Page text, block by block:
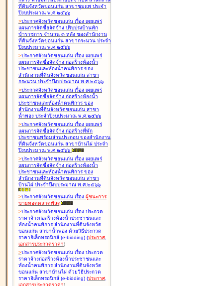
ที่ดินจังหวัดขอนแก่น สาขาชุมแพ ประจำ
ปีงบประมาณ พ.ศ.๒๕๖๖
>ประกาศจังหวัดขอนแก่น เรื่อง เผยแพร่
แผนการจัดซื้อจัดจ้าง ปรับปรุงบ้านพัก
ข้าราชการ จำนวน ๓ หลัง ของสำนักงาน
ที่ดินจังหวัดขอนแก่น สาขากระนวน ประจำ
ปีงบประมาณ พ.ศ.๒๕๖๖
>ประกาศจังหวัดขอนแก่น เรื่อง เผยแพร่
แผนการจัดซื้อจัดจ้าง ก่อสร้างห้องน้ำ
ประชาชนและห้องน้ำคนพิการ ของ
สำนักงานที่ดินจังหวัดขอนแก่น สาขา
กระนวน ประจำปีงบประมาณ พ.ศ.๒๕๖๖
>ประกาศจังหวัดขอนแก่น เรื่อง เผยแพร่
แผนการจัดซื้อจัดจ้าง ก่อสร้างห้องน้ำ
ประชาชนและห้องน้ำคนพิการ ของ
สำนักงานที่ดินจังหวัดขอนแก่น สาขา
น้ำพอง ประจำปีงบประมาณ พ.ศ.๒๕๖๖
>ประกาศจังหวัดขอนแก่น เรื่อง เผยแพร่
แผนการจัดซื้อจัดจ้าง ก่อสร้างที่พัก
ประชาชนพร้อมส่วนประกอบ ของสำนักงาน
ที่ดินจังหวัดขอนแก่น สาขาบ้านไผ่ ประจำ
ปีงบประมาณ พ.ศ.๒๕๖๖
>ประกาศจังหวัดขอนแก่น เรื่อง เผยแพร่
แผนการจัดซื้อจัดจ้าง ก่อสร้างห้องน้ำ
ประชาชนและห้องน้ำคนพิการ ของ
สำนักงานที่ดินจังหวัดขอนแก่น สาขา
บ้านไผ่ ประจำปีงบประมาณ พ.ศ.๒๕๖๖
>ประกาศจังหวัดขอนแก่น เรื่อง ผู้ชนะการ
ขายทอดตลาดพัสดุ
>ประกาศจังหวัดขอนแก่น เรื่อง ประกวด
ราคาจ้างก่อสร้างห้องน้ำประชาชนและ
ห้องน้ำคนพิการ สำนักงานที่ดินจังหวัด
ขอนแก่น สาขาน้ำพอง ด้วยวิธีประกวด
ราคาอิเล็กทรอนิกส์ (e-bidding) (ประกาศ,
เอกสารประกวดราคา)
>ประกาศจังหวัดขอนแก่น เรื่อง ประกวด
ราคาจ้างก่อสร้างห้องน้ำประชาชนและ
ห้องน้ำคนพิการ สำนักงานที่ดินจังหวัด
ขอนแก่น สาขาบ้านไผ่ ด้วยวิธีประกวด
ราคาอิเล็กทรอนิกส์ (e-bidding) (ประกาศ,